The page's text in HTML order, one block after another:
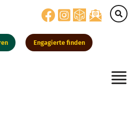
Engagierte finden